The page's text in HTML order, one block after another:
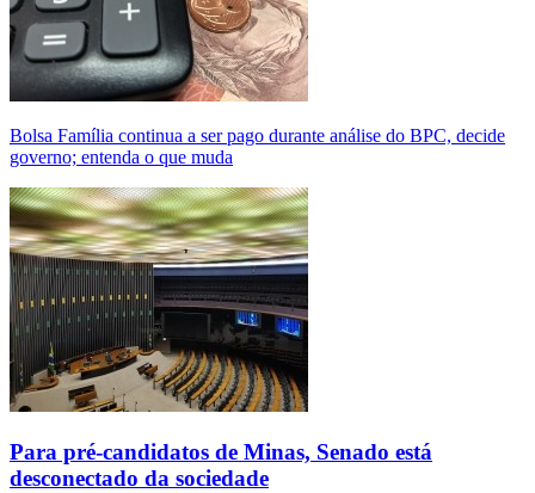
Bolsa Família continua a ser pago durante análise do BPC, decide
governo; entenda o que muda
Para pré-candidatos de Minas, Senado está
desconectado da sociedade